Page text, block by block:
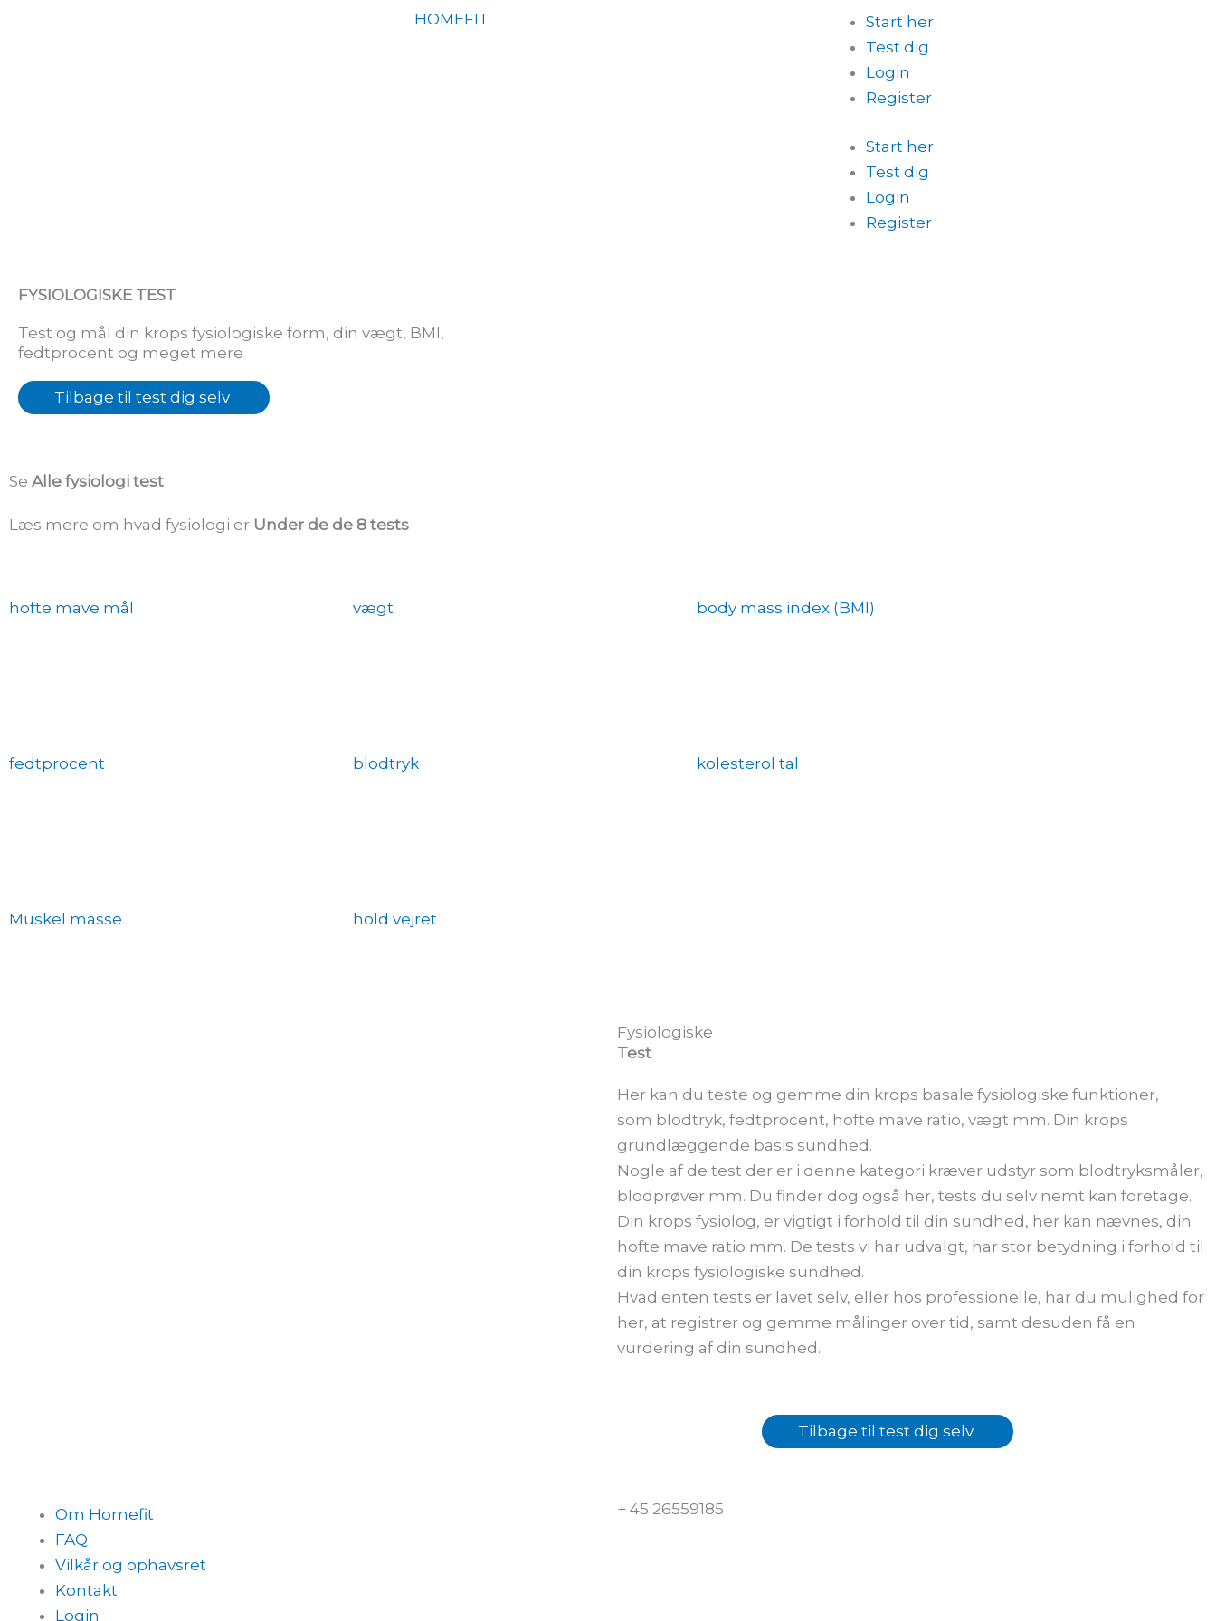
HOMEFIT
Start her
Test dig
Login
Register
Start her
Test dig
Login
Register
FYSIOLOGISKE TEST
Test og mål din krops fysiologiske form, din vægt, BMI,
fedtprocent og meget mere
Tilbage til test dig selv
Se Alle fysiologi test
Læs mere om hvad fysiologi er Under de de 8 tests
hofte mave mål vægt body mass index (BMI)
fedtprocent blodtryk kolesterol tal
Muskel masse hold vejret
Fysiologiske
Test
Her kan du teste og gemme din krops basale fysiologiske funktioner,
som blodtryk, fedtprocent, hofte mave ratio, vægt mm. Din krops
grundlæggende basis sundhed.
Nogle af de test der er i denne kategori kræver udstyr som blodtryksmåler,
blodprøver mm. Du finder dog også her, tests du selv nemt kan foretage.
Din krops fysiolog, er vigtigt i forhold til din sundhed, her kan nævnes, din
hofte mave ratio mm. De tests vi har udvalgt, har stor betydning i forhold til
din krops fysiologiske sundhed.
Hvad enten tests er lavet selv, eller hos professionelle, har du mulighed for
her, at registrer og gemme målinger over tid, samt desuden få en
vurdering af din sundhed.
Tilbage til test dig selv
Om Homefit
FAQ
Vilkår og ophavsret
Kontakt
Login
+ 45 26559185